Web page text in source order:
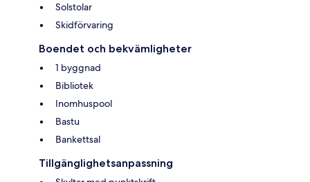
Solstolar
Skidförvaring
Boendet och bekvämligheter
1 byggnad
Bibliotek
Inomhuspool
Bastu
Bankettsal
Tillgänglighetsanpassning